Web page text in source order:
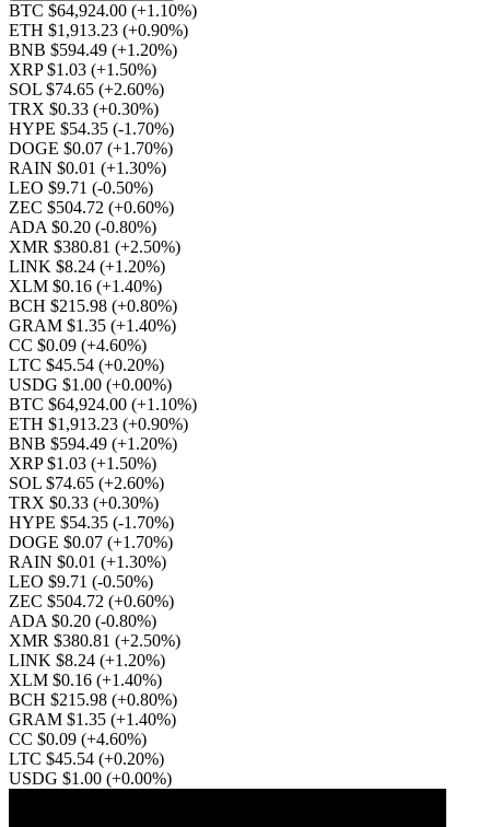
BTC $64,924.00 (+1.10%)
ETH $1,913.23 (+0.90%)
BNB $594.49 (+1.20%)
XRP $1.03 (+1.50%)
SOL $74.65 (+2.60%)
TRX $0.33 (+0.30%)
HYPE $54.35 (-1.70%)
DOGE $0.07 (+1.70%)
RAIN $0.01 (+1.30%)
LEO $9.71 (-0.50%)
ZEC $504.72 (+0.60%)
ADA $0.20 (-0.80%)
XMR $380.81 (+2.50%)
LINK $8.24 (+1.20%)
XLM $0.16 (+1.40%)
BCH $215.98 (+0.80%)
GRAM $1.35 (+1.40%)
CC $0.09 (+4.60%)
LTC $45.54 (+0.20%)
USDG $1.00 (+0.00%)
BTC $64,924.00 (+1.10%)
ETH $1,913.23 (+0.90%)
BNB $594.49 (+1.20%)
XRP $1.03 (+1.50%)
SOL $74.65 (+2.60%)
TRX $0.33 (+0.30%)
HYPE $54.35 (-1.70%)
DOGE $0.07 (+1.70%)
RAIN $0.01 (+1.30%)
LEO $9.71 (-0.50%)
ZEC $504.72 (+0.60%)
ADA $0.20 (-0.80%)
XMR $380.81 (+2.50%)
LINK $8.24 (+1.20%)
XLM $0.16 (+1.40%)
BCH $215.98 (+0.80%)
GRAM $1.35 (+1.40%)
CC $0.09 (+4.60%)
LTC $45.54 (+0.20%)
USDG $1.00 (+0.00%)